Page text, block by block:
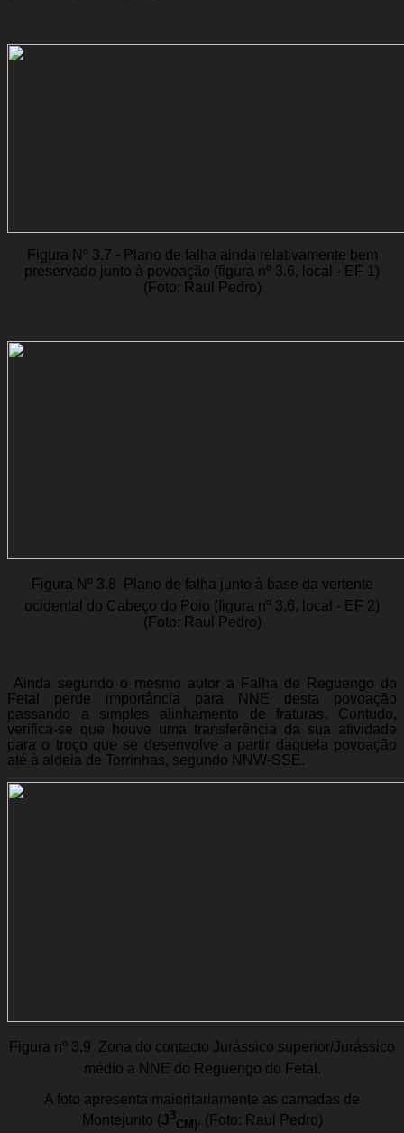
Figura Nº 3.7 - Plano de falha ainda relativamente bem
preservado junto à povoação (figura nº 3.6, local - EF 1)
(Foto: Raul Pedro)
Figura Nº 3.8  Plano de falha junto à base da vertente
ocidental do Cabeço do Poio (figura nº 3.6, local - EF 2)
(Foto: Raul Pedro)
Ainda segundo o mesmo autor a Falha de Reguengo do
Fetal perde importância para NNE desta povoação
passando a simples alinhamento de fraturas. Contudo,
verifica-se que houve uma transferência da sua atividade
para o troço que se desenvolve a partir daquela povoação
até à aldeia de Torrinhas, segundo NNW-SSE.
Figura nº 3.9  Zona do contacto Jurássico superior/Jurássico
médio a NNE do Reguengo do Fetal.
A foto apresenta maioritariamente as camadas de
Montejunto (J 3
CM) . (Foto: Raul Pedro)